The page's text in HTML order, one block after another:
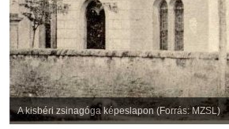
A kisbéri zsinagóga képeslapon (Forrás: MZSL)